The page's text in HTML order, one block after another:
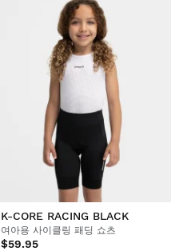
K-CORE RACING BLACK
여아용 사이클링 패딩 쇼츠
$59.95